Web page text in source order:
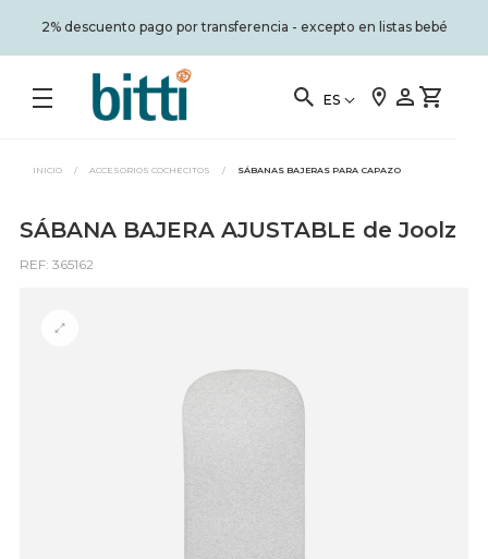
2% descuento pago por transferencia - excepto en listas bebé
ES
INICIO / ACCESORIOS COCHECITOS / SÁBANAS BAJERAS PARA CAPAZO
SÁBANA BAJERA AJUSTABLE de Joolz
REF: 365162